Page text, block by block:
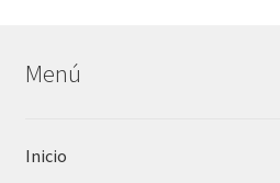
Menú
Inicio